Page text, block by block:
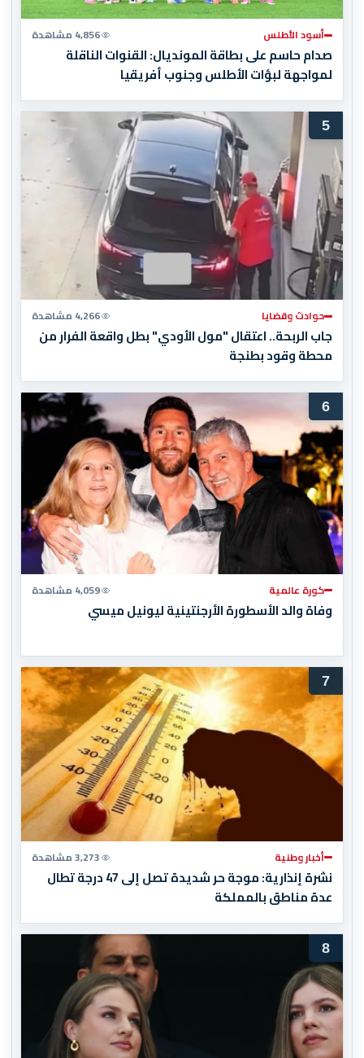
أسود الأطلس 4,856 مشاهدة
صدام حاسم على بطاقة المونديال: القنوات الناقلة
لمواجهة لبؤات الأطلس وجنوب أفريقيا
5
حوادث وقضايا 4,266 مشاهدة
جاب الربحة.. اعتقال "مول الأودي" بطل واقعة الفرار من
محطة وقود بطنجة
6
كورة عالمية 4,059 مشاهدة
وفاة والد الأسطورة الأرجنتينية ليونيل ميسي
7
أخبار وطنية 3,273 مشاهدة
نشرة إنذارية: موجة حر شديدة تصل إلى 47 درجة تطال
عدة مناطق بالمملكة
8